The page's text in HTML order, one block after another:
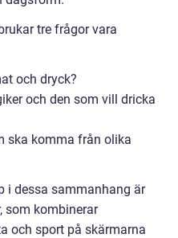
tre frågor vara
och dryck?
och den som vill dricka
ska komma från olika
i dessa sammanhang är
som kombinerar
och sport på skärmarna